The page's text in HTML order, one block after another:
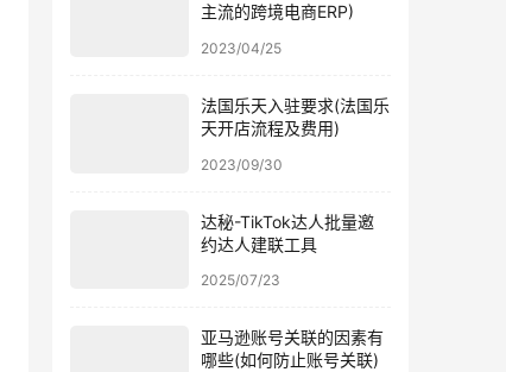
主流的跨境电商ERP)
2023/04/25
法国乐天入驻要求(法国乐
天开店流程及费用)
2023/09/30
达秘-TikTok达人批量邀
约达人建联工具
2025/07/23
亚马逊账号关联的因素有
哪些(如何防止账号关联)